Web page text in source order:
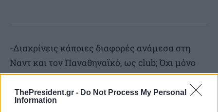
ThePresident.gr - Do Not Process My Personal
Information
-Διακρίνεις κάποιες διαφορές ανάμεσα στη
Ναντ και τον Παναθηναϊκό, ως club; Όχι μόνο
όσον αφορά τους παίκτες ή την ποιότητα του
ρόστερ.